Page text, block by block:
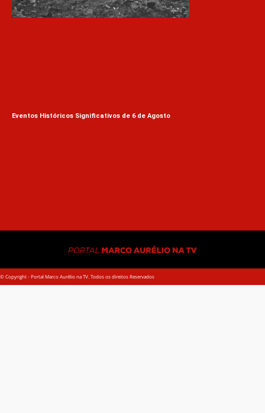
Eventos Históricos Significativos de 6 de Agosto
© Copyright - Portal Marco Aurélio na TV. Todos os direitos Reservados